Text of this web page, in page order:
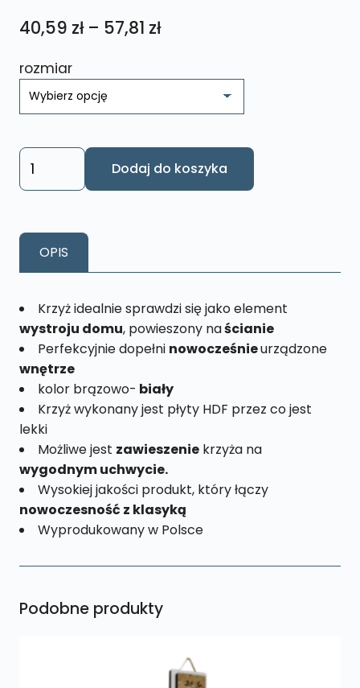
40,59 zł – 57,81 złZakres
od
40,59 zł
57,81 zł
rozmiar
ilość
Krzyż
z
pasyjką
Dodaj do koszyka
OPIS
Krzyż idealnie sprawdzi się jako element
wystroju domu, powieszony naścianie
Perfekcyjnie dopełni nowocześnieurządzone
wnętrze
kolor brązowo- biały
Krzyż wykonany jest płyty HDF przez co jest
lekki
Możliwe jest zawieszenie krzyża na
wygodnym uchwycie.
Wysokiej jakości produkt, który łączy
nowoczesność z klasyką
Wyprodukowany w Polsce
Podobne produkty